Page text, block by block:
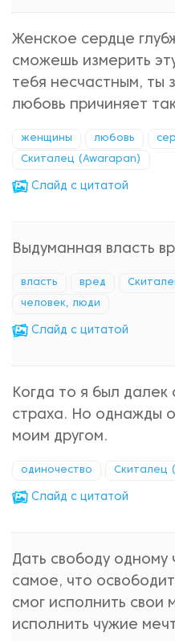
Женское сердце
сможешь измерить
тебя несчастным, ты
любовь причиняет
женщины любовь
Скиталец (Awarapan)
Cлайд с цитатой
Выдуманная власть
власть вред
человек, люди
Cлайд с цитатой
Когда то я был далек
страха. Но однажды
моим другом.
одиночество Скиталец
Cлайд с цитатой
Дать свободу одному
самое, что
смог исполнить свои
исполнить чужие